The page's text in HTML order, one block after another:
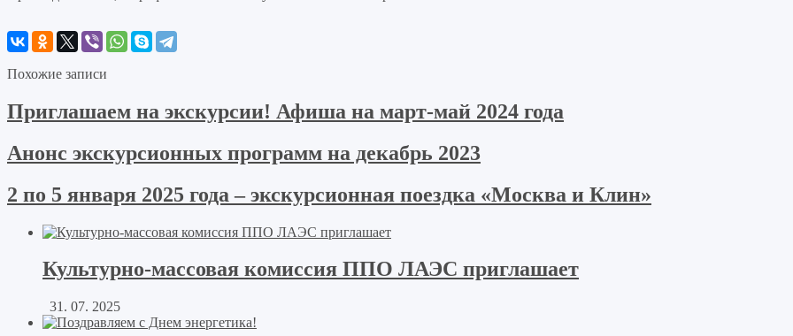
Похожие записи
Приглашаем на экскурсии! Афиша на март-май 2024 года
Анонс экскурсионных программ на декабрь 2023
2 по 5 января 2025 года – экскурсионная поездка «Москва и Клин»
Культурно-массовая комиссия ППО ЛАЭС приглашает
31. 07. 2025